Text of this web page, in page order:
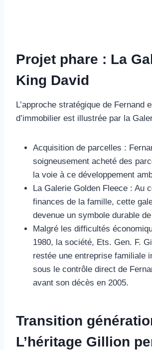
Projet phare : La
King David
L’approche stratégique de Fernand
d’immobilier est illustrée par la
Acquisition de parcelles :
soigneusement acheté des
la voie à ce développement
La Galerie Golden Fleece : Au
finances de la famille, cette
devenue un symbole durable
Malgré les difficultés
1980, la société, Ets. Gen. F.
restée une entreprise familiale
sous le contrôle direct de
avant son décès en 2005.
Transition
L’héritage Gillion